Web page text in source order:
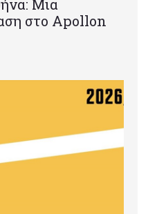
Μια
στο Apollon